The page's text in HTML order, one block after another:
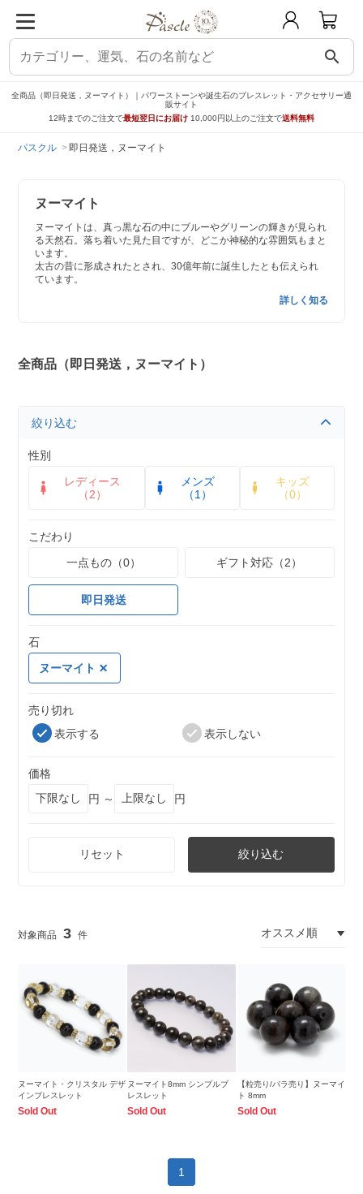
search
全商品（即日発送，ヌーマイト）｜パワーストーンや誕生石のブレスレット・アクセサリー通
販サイト
12時までのご注文で最短翌日にお届け 10,000円以上のご注文で送料無料
パスクル 即日発送，ヌーマイト
ヌーマイト
ヌーマイトは、真っ黒な石の中にブルーやグリーンの輝きが見られ
る天然石。落ち着いた見た目ですが、どこか神秘的な雰囲気もまと
います。
太古の昔に形成されたとされ、30億年前に誕生したとも伝えられ
ています。
詳しく知る
全商品（即日発送，ヌーマイト）
絞り込む
性別
レディース
（2）
メンズ
（1）
キッズ
（0）
こだわり
一点もの（0）
ギフト対応（2）
即日発送
石
ヌーマイト
売り切れ
表示する
表示しない
価格
円 ～
円
リセット 絞り込む
3
ヌーマイト・クリスタル デザ
インブレスレット
Sold Out
ヌーマイト8mm シンプルブ
レスレット
Sold Out
【粒売り/バラ売り】ヌーマイ
ト 8mm
Sold Out
1